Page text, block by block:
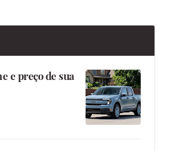
e preço de sua